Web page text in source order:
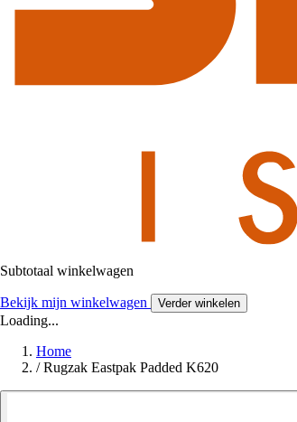
Subtotaal winkelwagen
Bekijk mijn winkelwagen Verder winkelen
Loading...
Home
/ Rugzak Eastpak Padded K620